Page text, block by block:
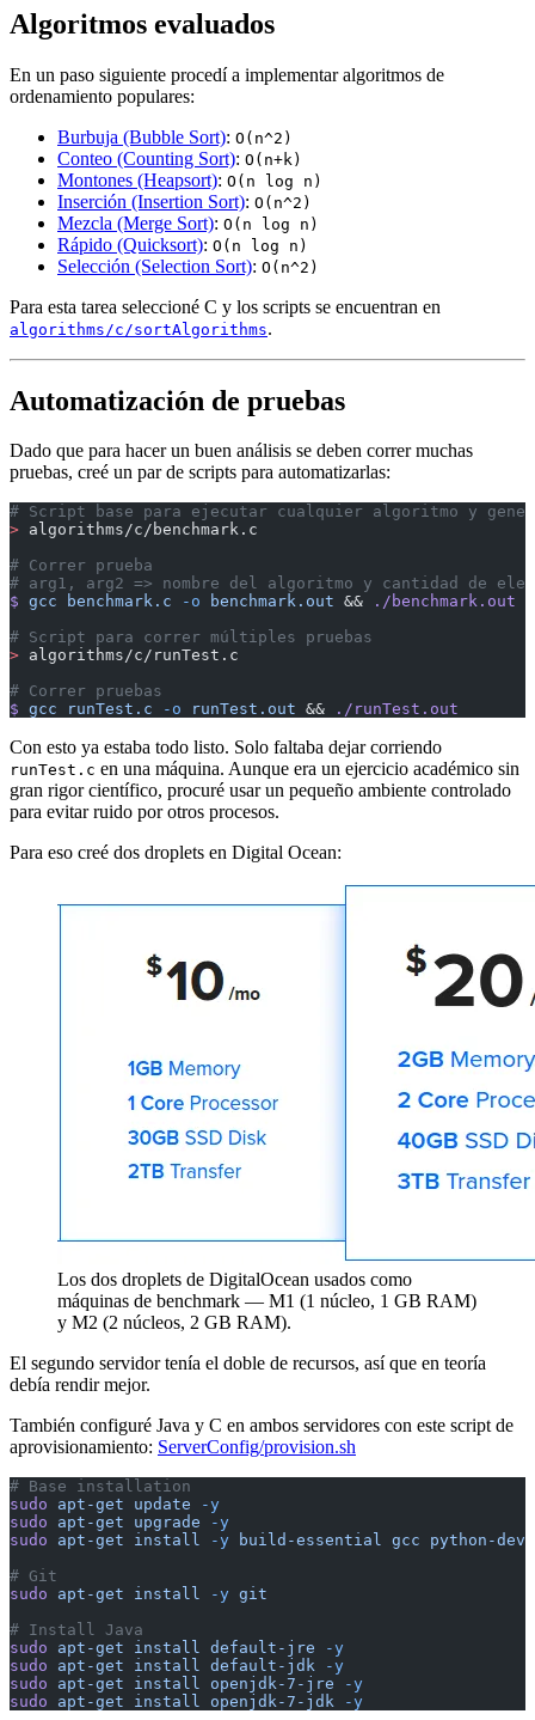
Algoritmos evaluados
En un paso siguiente procedí a implementar algoritmos de
ordenamiento populares:
Burbuja (Bubble Sort): O(n^2)
Conteo (Counting Sort): O(n+k)
Montones (Heapsort): O(n log n)
Inserción (Insertion Sort): O(n^2)
Mezcla (Merge Sort): O(n log n)
Rápido (Quicksort): O(n log n)
Selección (Selection Sort): O(n^2)
Para esta tarea seleccioné C y los scripts se encuentran en
algorithms/c/sortAlgorithms.
Automatización de pruebas
Dado que para hacer un buen análisis se deben correr muchas
pruebas, creé un par de scripts para automatizarlas:
# Script base para ejecutar cualquier algoritmo y
> algorithms/c/benchmark.c
# Correr prueba
# arg1, arg2 => nombre del algoritmo y cantidad de
$ gcc benchmark.c -o benchmark.out && ./benchmark.out
# Script para correr múltiples pruebas
> algorithms/c/runTest.c
# Correr pruebas
$ gcc runTest.c -o runTest.out && ./runTest.out
Con esto ya estaba todo listo. Solo faltaba dejar corriendo
runTest.c en una máquina. Aunque era un ejercicio académico sin
gran rigor científico, procuré usar un pequeño ambiente controlado
para evitar ruido por otros procesos.
Para eso creé dos droplets en Digital Ocean:
Los dos droplets de DigitalOcean usados como
máquinas de benchmark — M1 (1 núcleo, 1 GB RAM)
y M2 (2 núcleos, 2 GB RAM).
El segundo servidor tenía el doble de recursos, así que en teoría
debía rendir mejor.
También configuré Java y C en ambos servidores con este script de
aprovisionamiento: ServerConfig/provision.sh
# Base installation
sudo apt-get update -y
sudo apt-get upgrade -y
sudo apt-get install -y build-essential gcc python-dev
# Git
sudo apt-get install -y git
# Install Java
sudo apt-get install default-jre -y
sudo apt-get install default-jdk -y
sudo apt-get install openjdk-7-jre -y
sudo apt-get install openjdk-7-jdk -y